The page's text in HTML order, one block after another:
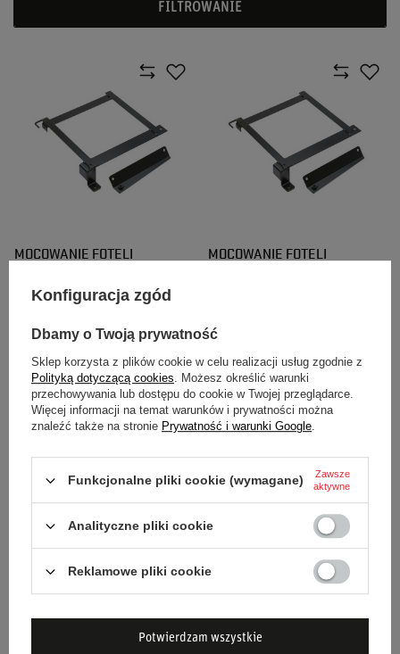
FILTROWANIE
MOCOWANIE FOTELI
FIAT 500 LEWE
MOCOWANIE FOTELI
NEWSLETTER
Bądź na bieżąco i zapisz się do naszego
newslettera!
Podaj swój adres e-mail
Konfiguracja zgód
Dbamy o Twoją prywatność
Sklep korzysta z plików cookie w celu realizacji usług zgodnie z
Polityką dotyczącą cookies. Możesz określić warunki
przechowywania lub dostępu do cookie w Twojej przeglądarce.
Więcej informacji na temat warunków i prywatności można
znaleźć także na stronie Prywatność i warunki Google.
Funkcjonalne pliki cookie (wymagane)
Zawsze
aktywne
Analityczne pliki cookie
Reklamowe pliki cookie
Potwierdzam wszystkie